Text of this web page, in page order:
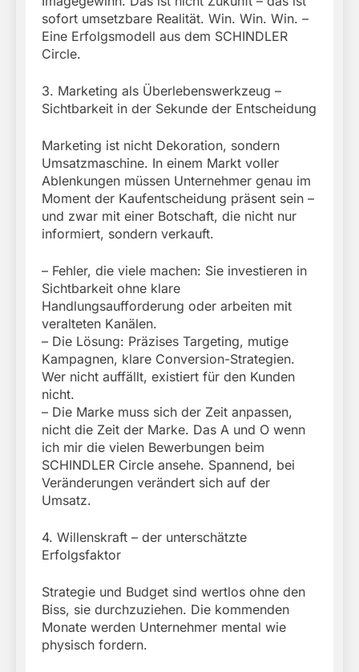
sofort umsetzbare Realität. Win. Win. Win. –
Eine Erfolgsmodell aus dem SCHINDLER
Circle.
3. Marketing als Überlebenswerkzeug –
Sichtbarkeit in der Sekunde der Entscheidung
Marketing ist nicht Dekoration, sondern
Umsatzmaschine. In einem Markt voller
Ablenkungen müssen Unternehmer genau im
Moment der Kaufentscheidung präsent sein –
und zwar mit einer Botschaft, die nicht nur
informiert, sondern verkauft.
– Fehler, die viele machen: Sie investieren in
Sichtbarkeit ohne klare
Handlungsaufforderung oder arbeiten mit
veralteten Kanälen.
– Die Lösung: Präzises Targeting, mutige
Kampagnen, klare Conversion-Strategien.
Wer nicht auffällt, existiert für den Kunden
nicht.
– Die Marke muss sich der Zeit anpassen,
nicht die Zeit der Marke. Das A und O wenn
ich mir die vielen Bewerbungen beim
SCHINDLER Circle ansehe. Spannend, bei
Veränderungen verändert sich auf der
Umsatz.
4. Willenskraft – der unterschätzte
Erfolgsfaktor
Strategie und Budget sind wertlos ohne den
Biss, sie durchzuziehen. Die kommenden
Monate werden Unternehmer mental wie
physisch fordern.